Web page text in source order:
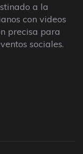
a la
con videos
precisa para
sociales.